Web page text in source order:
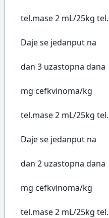
tel.mase 2 mL/25kg
Daje se jedanput na
dan 3 uzastopna dana
mg cefkvinoma/kg
tel.mase 2 mL/25kg
Daje se jedanput na
dan 2 uzastopna dana
mg cefkvinoma/kg
tel.mase 2 mL/25kg